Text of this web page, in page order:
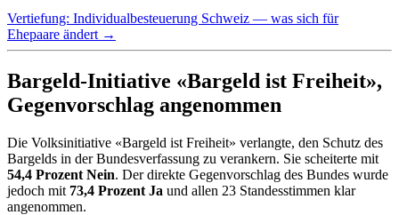
Vertiefung: Individualbesteuerung Schweiz — was sich für
Ehepaare ändert →
Bargeld-Initiative «Bargeld ist Freiheit»,
Gegenvorschlag angenommen
Die Volksinitiative «Bargeld ist Freiheit» verlangte, den Schutz des
Bargelds in der Bundesverfassung zu verankern. Sie scheiterte mit
54,4 Prozent Nein. Der direkte Gegenvorschlag des Bundes wurde
jedoch mit 73,4 Prozent Ja und allen 23 Standesstimmen klar
angenommen.